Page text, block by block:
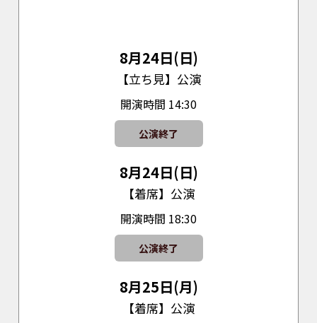
8月24日(日)
【立ち見】公演
開演時間 14:30
公演終了
8月24日(日)
【着席】公演
開演時間 18:30
公演終了
8月25日(月)
【着席】公演